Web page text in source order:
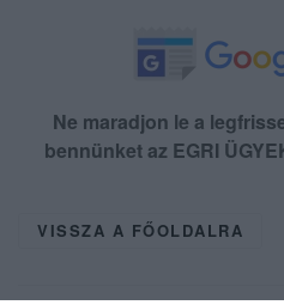
Ne maradjon le a
bennünket az EGRI
VISSZA A FŐOLDALRA